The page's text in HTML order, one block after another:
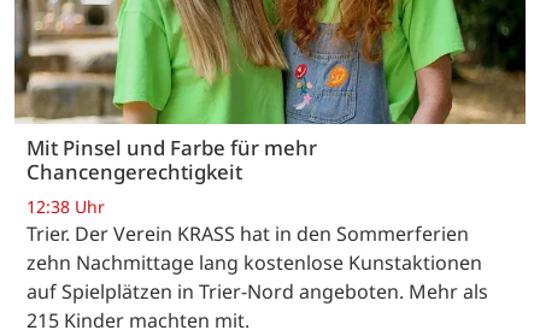
Mit Pinsel und Farbe für mehr
Chancengerechtigkeit
12:38 Uhr
Trier. Der Verein KRASS hat in den Sommerferien
zehn Nachmittage lang kostenlose Kunstaktionen
auf Spielplätzen in Trier-Nord angeboten. Mehr als
215 Kinder machten mit.